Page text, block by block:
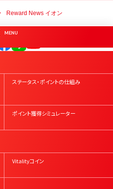
Reward News イオン
MENU
ャルSNS
ステータス・ポイントの仕組み
ポイント獲得シミュレーター
Vitalityコイン